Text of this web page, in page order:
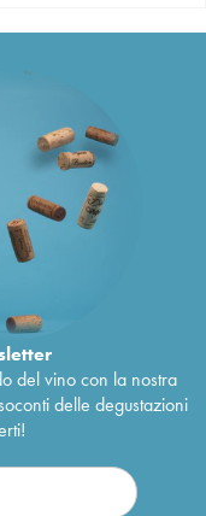
del vino con la nostra
delle degustazioni